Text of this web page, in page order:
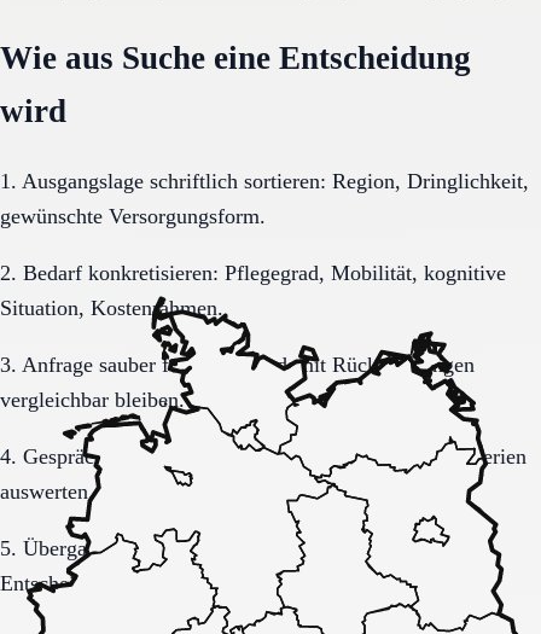
Wie aus Suche eine Entscheidung
wird
1. Ausgangslage schriftlich sortieren: Region, Dringlichkeit,
gewünschte Versorgungsform.
2. Bedarf konkretisieren: Pflegegrad, Mobilität, kognitive
Situation, Kostenrahmen.
3. Anfrage sauber formulieren, damit Rückmeldungen
vergleichbar bleiben.
4. Gespräche und Besichtigungen mit festen Muss-Kriterien
auswerten.
5. Übergang, Kommunikation und Kosten vor der
Entscheidung vollständig klären.